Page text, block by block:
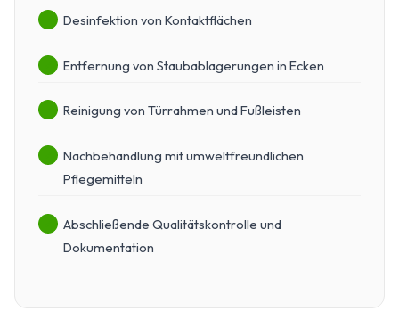
Desinfektion von Kontaktflächen
Entfernung von Staubablagerungen in Ecken
Reinigung von Türrahmen und Fußleisten
Nachbehandlung mit umweltfreundlichen
Pflegemitteln
Abschließende Qualitätskontrolle und
Dokumentation